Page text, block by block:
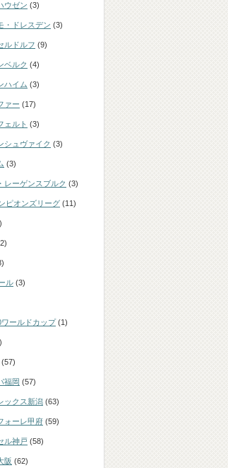
ウゼン (3)
・ドレスデン (3)
ルドルフ (9)
ベルク (4)
ハイム (3)
ァー (17)
ェルト (3)
シュヴァイク (3)
(3)
レーゲンスブルク (3)
ピオンズリーグ (11)
ル (3)
ワールドカップ(1)
(57)
福岡 (57)
ックス新潟 (63)
ォーレ甲府 (59)
ル神戸 (58)
阪 (62)